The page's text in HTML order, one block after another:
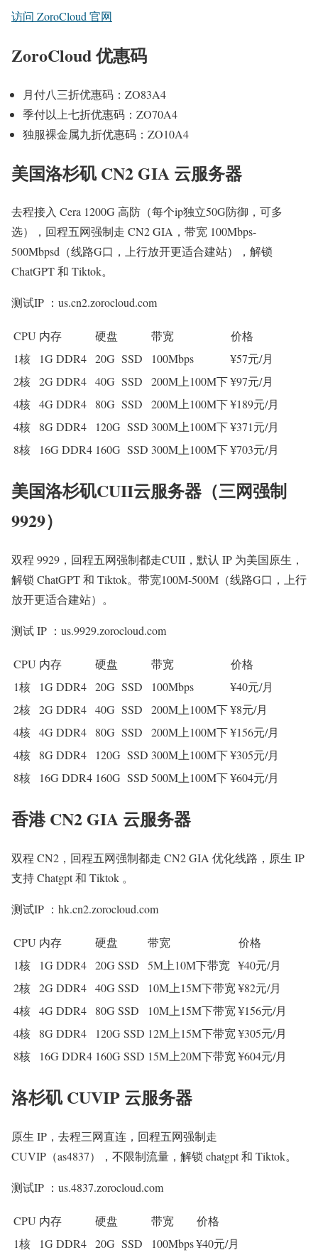
访问 ZoroCloud 官网
ZoroCloud 优惠码
月付八三折优惠码：ZO83A4
季付以上七折优惠码：ZO70A4
独服裸金属九折优惠码：ZO10A4
美国洛杉矶 CN2 GIA 云服务器
去程接入 Cera 1200G 高防（每个ip独立50G防御，可多
选），回程五网强制走 CN2 GIA，带宽 100Mbps-
500Mbpsd（线路G口，上行放开更适合建站），解锁
ChatGPT 和 Tiktok。
测试IP ：us.cn2.zorocloud.com
CPU 内存 硬盘 带宽
价格
1核
1G DDR4 20G SSD 100Mbps
¥57元/月
2核 2G DDR4 40G SSD 200M上100M下¥97元/月
4核 4G DDR4 80G SSD 200M上100M下¥189元/月
4核
8G DDR4 120G SSD 300M上100M下¥371元/月
8核
16G DDR4 160G SSD 300M上100M下¥703元/月
美国洛杉矶CUII云服务器（三网强制
9929）
双程 9929，回程五网强制都走CUII，默认 IP 为美国原生，
解锁 ChatGPT 和 Tiktok。带宽100M-500M（线路G口，上行
放开更适合建站）。
测试 IP ：us.9929.zorocloud.com
CPU 内存 硬盘 带宽
价格
1核
1G DDR4 20G SSD 100Mbps
¥40元/月
2核 2G DDR4 40G SSD 200M上100M下¥8元/月
4核 4G DDR4 80G SSD 200M上100M下¥156元/月
4核
8G DDR4 120G SSD 300M上100M下¥305元/月
8核
16G DDR4 160G SSD 500M上100M下¥604元/月
香港 CN2 GIA 云服务器
双程 CN2，回程五网强制都走 CN2 GIA 优化线路，原生 IP
支持 Chatgpt 和 Tiktok 。
测试IP ：hk.cn2.zorocloud.com
CPU 内存 硬盘 带宽
价格
1核
1G DDR4 20G SSD 5M上10M下带宽 ¥40元/月
2核 2G DDR4 40G SSD 10M上15M下带宽¥82元/月
4核 4G DDR4 80G SSD 10M上15M下带宽¥156元/月
4核
8G DDR4 120G SSD 12M上15M下带宽¥305元/月
8核
16G DDR4 160G SSD 15M上20M下带宽¥604元/月
洛杉矶 CUVIP 云服务器
原生 IP，去程三网直连，回程五网强制走
CUVIP（as4837），不限制流量，解锁 chatgpt 和 Tiktok。
测试IP ：us.4837.zorocloud.com
CPU 内存 硬盘 带宽
价格
1核
1G DDR4 20G SSD 100Mbps¥40元/月